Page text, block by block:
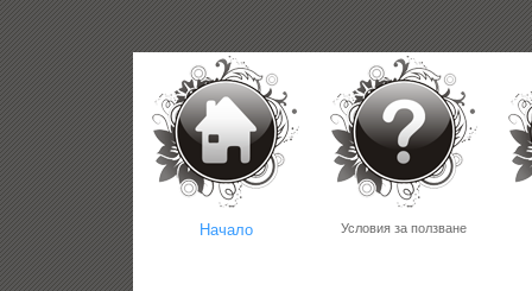
Начало Условия за ползване